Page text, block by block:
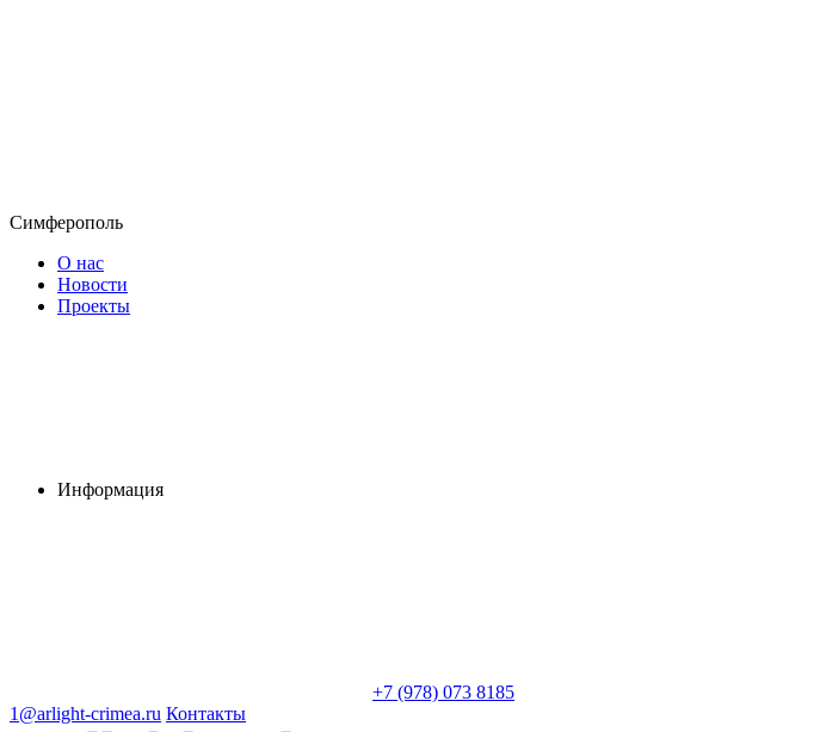
Симферополь
О нас
Новости
Проекты
Информация
+7 (978) 073 8185
1@arlight-crimea.ru Контакты